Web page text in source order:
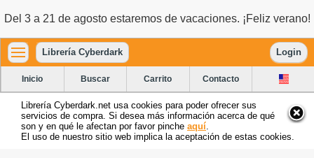
Del 3 a 21 de agosto estaremos de vacaciones. ¡Feliz verano!
Librería Cyberdark Login
Inicio Buscar Carrito Contacto
Librería Cyberdark.net usa cookies para poder ofrecer sus
servicios de compra. Si desea más información acerca de qué
son y en qué le afectan por favor pinche aquí
El uso de nuestro sitio web implica la aceptación de estas cookies.